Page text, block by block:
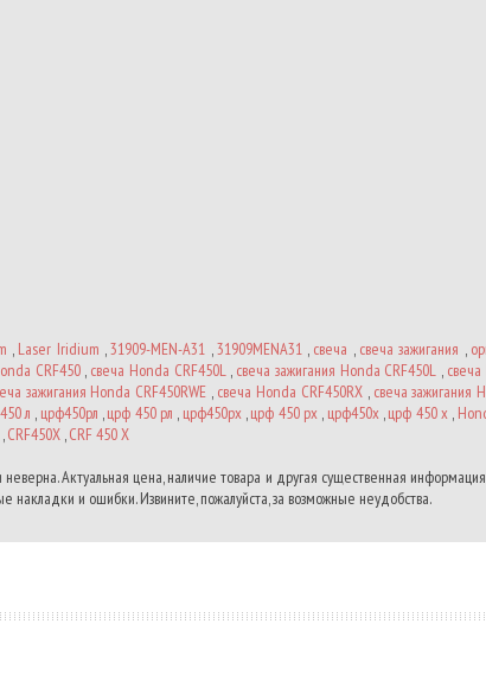
, Laser Iridium ,31909-MEN-A31 ,31909MENA31, свеча , свеча зажигания ,
CRF450, свеча Honda CRF450L, свеча зажигания Honda CRF450L ,
зажигания Honda CRF450RWE , свеча Honda CRF450RX, свеча зажигания
л , црф450рл ,црф 450 рл , црф450рх,црф 450 рх , црф450х,црф 450 х ,
,CRF450X ,CRF 450 X
Актуальная цена, наличие товара и другая существенная информация
и ошибки. Извините, пожалуйста, за возможные неудобства.